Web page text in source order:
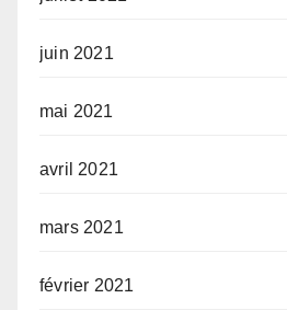
juin 2021
mai 2021
avril 2021
mars 2021
février 2021